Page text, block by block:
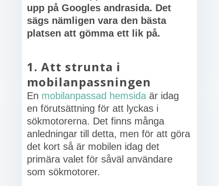
upp på Googles andrasida. Det
sägs nämligen vara den bästa
platsen att gömma ett lik på.
1. Att strunta i
mobilanpassningen
En mobilanpassad hemsidaär idag
en förutsättning för att lyckas i
sökmotorerna. Det finns många
anledningar till detta, men för att göra
det kort så är mobilen idag det
primära valet för såväl användare
som sökmotorer.